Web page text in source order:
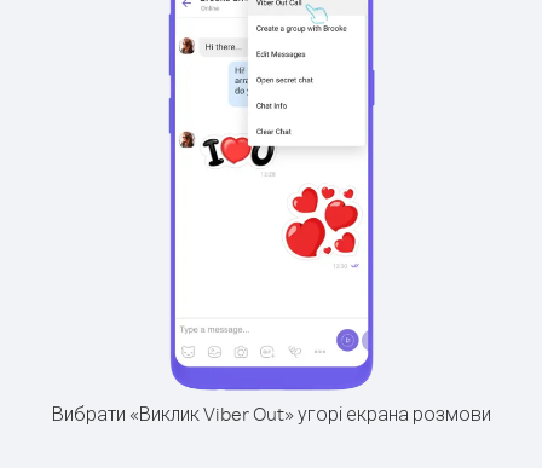
Вибрати «Виклик Viber Out» угорі екрана розмови